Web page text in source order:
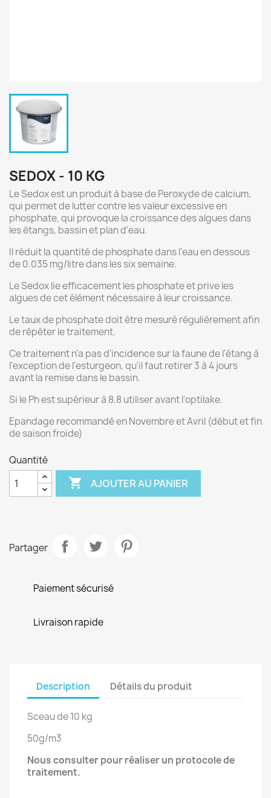
SEDOX - 10 KG
Le Sedox est un produit à base de Peroxyde de calcium,
qui permet de lutter contre les valeur excessive en
phosphate, qui provoque la croissance des algues dans
les étangs, bassin et plan d'eau.
Il réduit la quantité de phosphate dans l'eau en dessous
de 0.035 mg/litre dans les six semaine.
Le Sedox lie efficacement les phosphate et prive les
algues de cet élément nécessaire à leur croissance.
Le taux de phosphate doit être mesuré régulièrement afin
de répéter le traitement.
Ce traitement n'a pas d'incidence sur la faune de l'étang à
l'exception de l'esturgeon, qu'il faut retirer 3 à 4 jours
avant la remise dans le bassin.
Si le Ph est supérieur à 8.8 utiliser avant l'optilake.
Epandage recommandé en Novembre et Avril (début et fin
de saison froide)
Quantité
 AJOUTER AU PANIER
Partager
Paiement sécurisé
Livraison rapide
Description Détails du produit
Sceau de 10 kg
50g/m3
Nous consulter pour réaliser un protocole de
traitement.